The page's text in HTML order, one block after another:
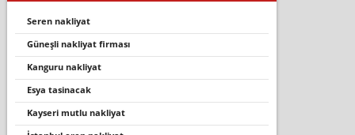
seren nakliyat
güneşli nakliyat firması
kanguru nakliyat
esya tasinacak
kayseri mutlu nakliyat